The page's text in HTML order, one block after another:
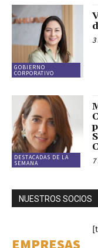
GOBIERNO
CORPORATIVO
3
DESTACADAS DE LA
SEMANA
NUESTROS SOCIOS
EMPRESAS